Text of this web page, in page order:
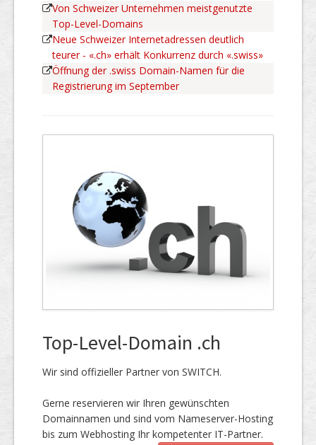
Von Schweizer Unternehmen meistgenutzte
Top-Level-Domains
Neue Schweizer Internetadressen deutlich
teurer - «.ch» erhält Konkurrenz durch «.swiss»
Öffnung der .swiss Domain-Namen für die
Registrierung im September
Top-Level-Domain .ch
Wir sind offizieller Partner von SWITCH.
Gerne reservieren wir Ihren gewünschten
Domainnamen und sind vom Nameserver-Hosting
bis zum Webhosting Ihr kompetenter IT-Partner.